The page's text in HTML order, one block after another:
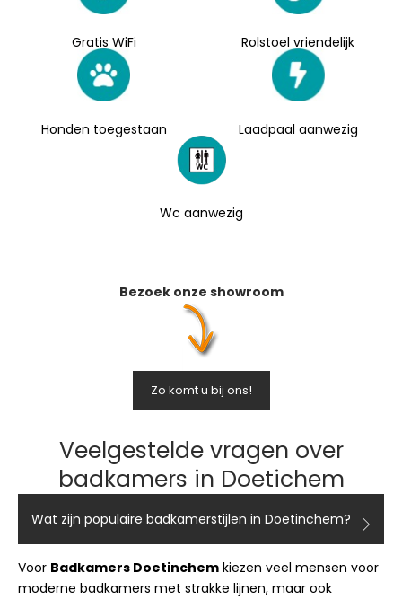
Gratis WiFi Rolstoel vriendelijk
Honden toegestaan Laadpaal aanwezig
Wc aanwezig
Bezoek onze showroom
Zo komt u bij ons!
Veelgestelde vragen over
badkamers in Doetichem
Wat zijn populaire badkamerstijlen in Doetinchem?
Voor Badkamers Doetinchem kiezen veel mensen voor
moderne badkamers met strakke lijnen, maar ook